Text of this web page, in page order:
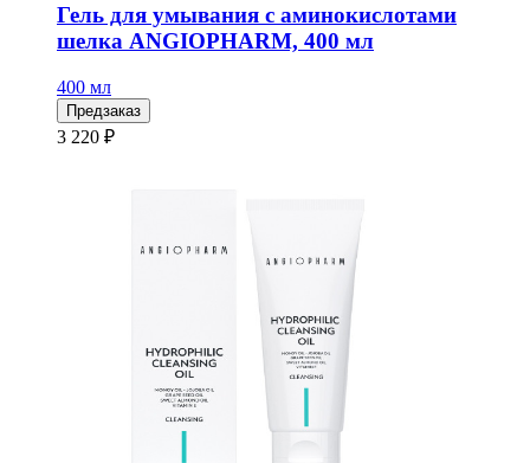
Гель для умывания с аминокислотами
шелка ANGIOPHARM, 400 мл
400 мл
Предзаказ
3 220 ₽